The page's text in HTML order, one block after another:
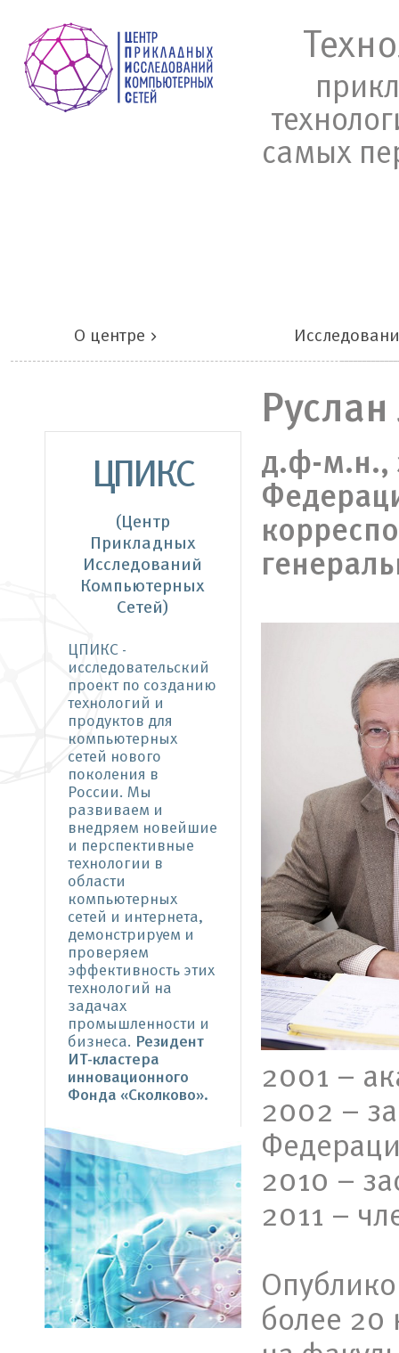
самых
О центре
ЦПИКС
(Центр
Прикладных
Исследований
Компьютерных
Сетей)
ЦПИКС -
исследовательский
проект по созданию
технологий и
продуктов для
компьютерных
сетей нового
поколения в
России. Мы
развиваем и
внедряем новейшие
и перспективные
технологии в
области
компьютерных
сетей и интернета,
демонстрируем и
проверяем
эффективность этих
технологий на
задачах
промышленности и
бизнеса. Резидент
ИТ-кластера
инновационного
Фонда «Сколково».
д.ф-м.н.,
2001 –
2002 –
2010 –
2011 –
более 20